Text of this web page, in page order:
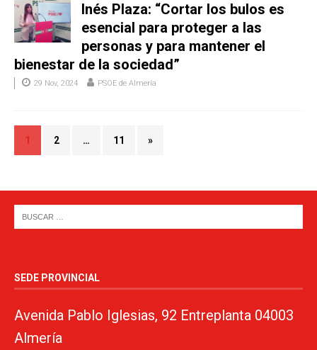
Inés Plaza: “Cortar los bulos es
esencial para proteger a las
personas y para mantener el
bienestar de la sociedad”
29 Nov, 2024 PSOE de Almería
1 2 … 11 »
SEDE PROVINCIAL
Avenida Pablo Iglesias, 92 Entreplanta 04003
Almería